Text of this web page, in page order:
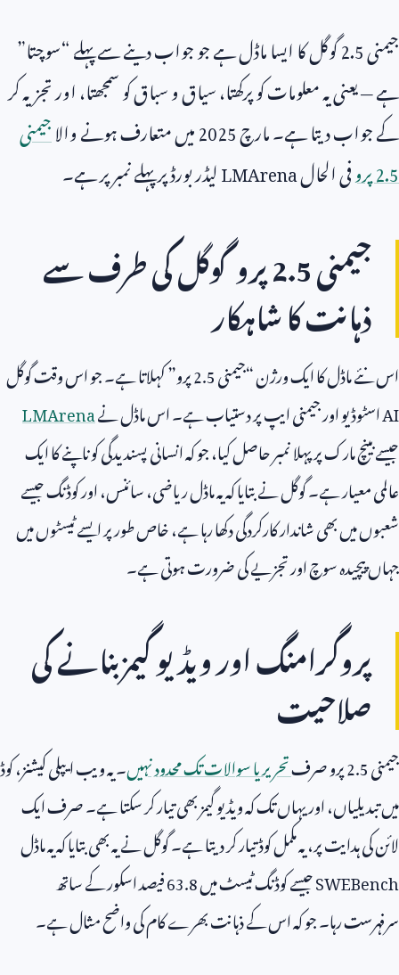
جیمنی2.5گوگل کا ایسا ماڈل ہے جو جواب دینے سے پہلے “سوچتا”
ہے — یعنی یہ معلومات کو پرکھتا، سیاق و سباق کو سمجھتا، اور تجزیہ کر
کے جواب دیتا ہے۔ مارچ2025میں متعارف ہونے والاجیمنی
2.5پروفی الحالLMArenaلیڈر بورڈ پر پہلے نمبر پر ہے۔
جیمنی2.5پرو گوگل کی طرف سے
ذہانت کا شاہکار
اس نئے ماڈل کا ایک ورژن “جیمنی2.5پرو” کہلاتا ہے۔ جو اس وقت گوگل
AIاسٹوڈیو اور جیمنی ایپ پر دستیاب ہے۔ اس ماڈل نےLMArena
جیسے بینچ مارک پر پہلا نمبر حاصل کیا، جو کہ انسانی پسندیدگی کو ناپنے کا ایک
عالمی معیار ہے۔ گوگل نے بتایا کہ یہ ماڈل ریاضی، سائنس، اور کوڈنگ جیسے
شعبوں میں بھی شاندار کارکردگی دکھا رہا ہے، خاص طور پر ایسے ٹیسٹوں میں
جہاں پیچیدہ سوچ اور تجزیے کی ضرورت ہوتی ہے۔
پروگرامنگ اور ویڈیو گیمز بنانے کی
صلاحیت
جیمنی2.5پرو صرفتحریر یا سوالات تک محدود نہیں۔ یہ ویب ایپلی کیشنز، کوڈ
میں تبدیلیاں، اور یہاں تک کہ ویڈیو گیمز بھی تیار کر سکتا ہے۔ صرف ایک
لائن کی ہدایت پر، یہ مکمل کوڈ تیار کر دیتا ہے۔ گوگل نے یہ بھی بتایا کہ یہ ماڈل
SWEBenchجیسے کوڈنگ ٹیسٹ میں63.8فیصد اسکور کے ساتھ
سرفہرست رہا۔ جو کہ اس کے ذہانت بھرے کام کی واضح مثال ہے۔